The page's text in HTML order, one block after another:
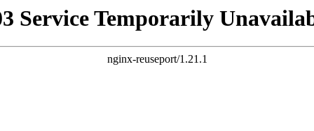
Service Temporarily
nginx-reuseport/1.21.1